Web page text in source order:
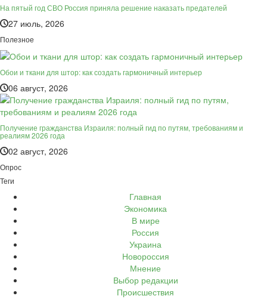
На пятый год СВО Россия приняла решение наказать предателей
27 июль, 2026
Полезное
Обои и ткани для штор: как создать гармоничный интерьер
06 август, 2026
Получение гражданства Израиля: полный гид по путям, требованиям и
реалиям 2026 года
02 август, 2026
Опрос
Теги
Главная
Экономика
В мире
Россия
Украина
Новороссия
Мнение
Выбор редакции
Происшествия